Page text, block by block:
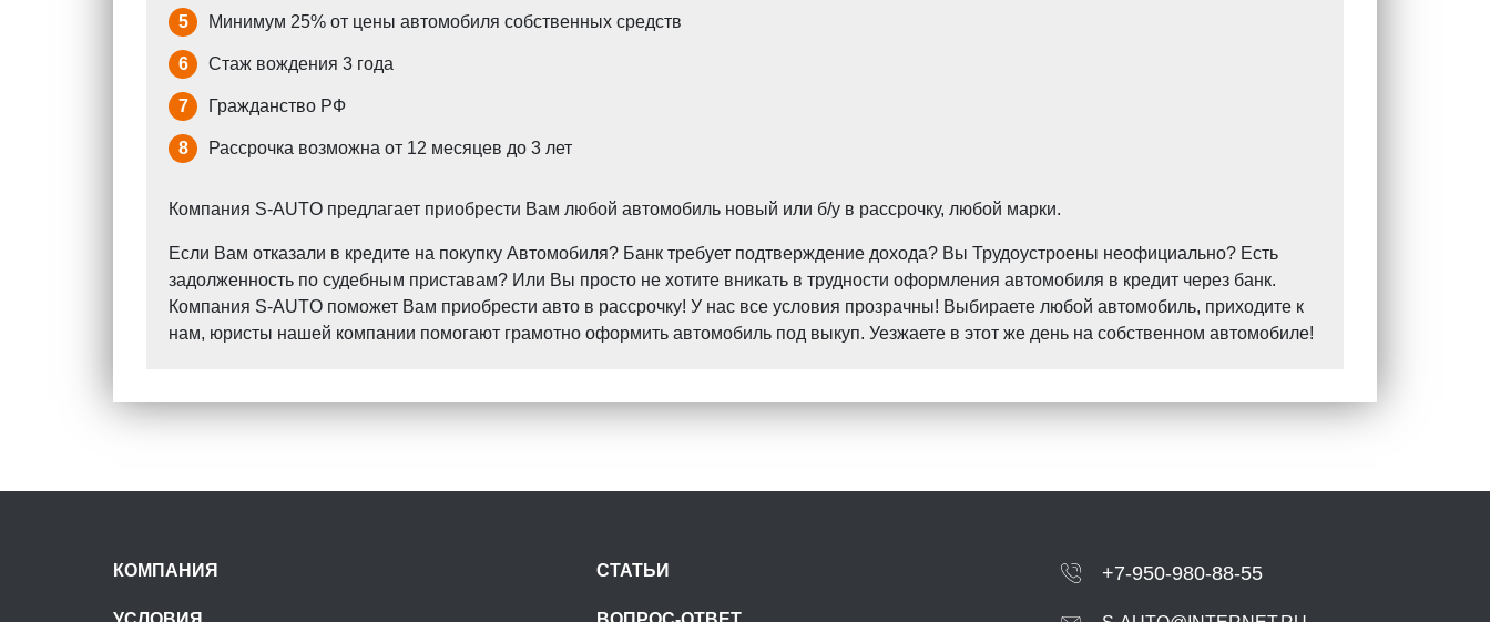
5 Минимум 25% от цены автомобиля собственных средств
6 Стаж вождения 3 года
7 Гражданство РФ
8 Рассрочка возможна от 12 месяцев до 3 лет
Компания S-AUTO предлагает приобрести Вам любой автомобиль новый или б/у в рассрочку, любой марки.
Если Вам отказали в кредите на покупку Автомобиля? Банк требует подтверждение дохода? Вы Трудоустроены неофициально? Есть
задолженность по судебным приставам? Или Вы просто не хотите вникать в трудности оформления автомобиля в кредит через банк.
Компания S-AUTO поможет Вам приобрести авто в рассрочку! У нас все условия прозрачны! Выбираете любой автомобиль, приходите к
нам, юристы нашей компании помогают грамотно оформить автомобиль под выкуп. Уезжаете в этот же день на собственном автомобиле!
КОМПАНИЯ СТАТЬИ +7-950-980-88-55